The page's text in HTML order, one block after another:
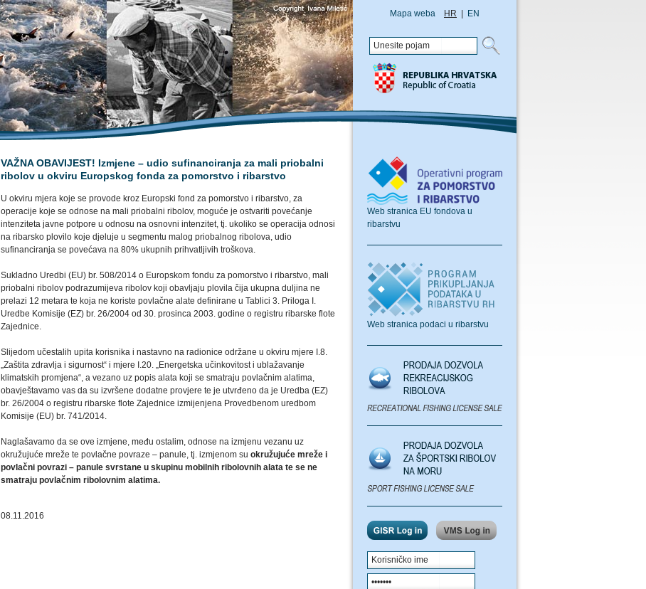
Mapa weba HR EN
VAŽNA OBAVIJEST! Izmjene – udio sufinanciranja za mali priobalni
ribolov u okviru Europskog fonda za pomorstvo i ribarstvo
U okviru mjera koje se provode kroz Europski fond za pomorstvo i ribarstvo, za
operacije koje se odnose na mali priobalni ribolov, moguće je ostvariti povećanje
intenziteta javne potpore u odnosu na osnovni intenzitet, tj. ukoliko se operacija odnosi
na ribarsko plovilo koje djeluje u segmentu malog priobalnog ribolova, udio
sufinanciranja se povećava na 80% ukupnih prihvatljivih troškova.
Sukladno Uredbi (EU) br. 508/2014 o Europskom fondu za pomorstvo i ribarstvo, mali
priobalni ribolov podrazumijeva ribolov koji obavljaju plovila čija ukupna duljina ne
prelazi 12 metara te koja ne koriste povlačne alate definirane u Tablici 3. Priloga I.
Uredbe Komisije (EZ) br. 26/2004 od 30. prosinca 2003. godine o registru ribarske flote
Zajednice.
Slijedom učestalih upita korisnika i nastavno na radionice održane u okviru mjere I.8.
„Zaštita zdravlja i sigurnost“ i mjere I.20. „Energetska učinkovitost i ublažavanje
klimatskih promjena“, a vezano uz popis alata koji se smatraju povlačnim alatima,
obavještavamo vas da su izvršene dodatne provjere te je utvrđeno da je Uredba (EZ)
br. 26/2004 o registru ribarske flote Zajednice izmijenjena Provedbenom uredbom
Komisije (EU) br. 741/2014.
Naglašavamo da se ove izmjene, među ostalim, odnose na izmjenu vezanu uz
okružujuće mreže te povlačne povraze – panule, tj. izmjenom su okružujuće mreže i
povlačni povrazi – panule svrstane u skupinu mobilnih ribolovnih alata te se ne
smatraju povlačnim ribolovnim alatima.
08.11.2016
Web stranica EU fondova u
ribarstvu
Web stranica podaci u ribarstvu